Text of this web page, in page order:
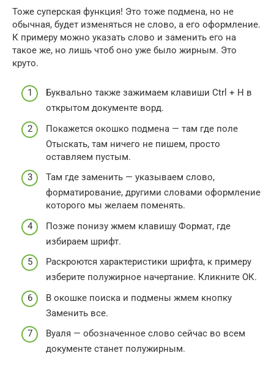
Тоже суперская функция! Это тоже подмена, но не
обычная, будет изменяться не слово, а его оформление.
К примеру можно указать слово и заменить его на
такое же, но лишь чтоб оно уже было жирным. Это
круто.
Буквально также зажимаем клавиши Ctrl + H в
открытом документе ворд.
Покажется окошко подмена — там где поле
Отыскать, там ничего не пишем, просто
оставляем пустым.
Там где заменить — указываем слово,
форматирование, другими словами оформление
которого мы желаем поменять.
Позже понизу жмем клавишу Формат, где
избираем шрифт.
Раскроются характеристики шрифта, к примеру
изберите полужирное начертание. Кликните ОК.
В окошке поиска и подмены жмем кнопку
Заменить все.
Вуаля — обозначенное слово сейчас во всем
документе станет полужирным.